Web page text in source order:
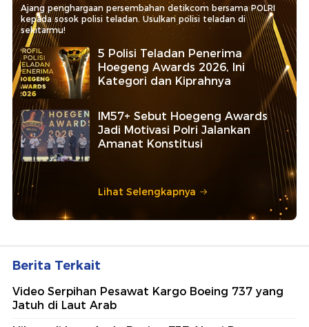
Ajang penghargaan persembahan detikcom bersama POLRI
kepada sosok polisi teladan. Usulkan polisi teladan di
sekitarmu!
5 Polisi Teladan Penerima
Hoegeng Awards 2026, Ini
Kategori dan Kiprahnya
IM57+ Sebut Hoegeng Awards
Jadi Motivasi Polri Jalankan
Amanat Konstitusi
Lihat Selengkapnya
Berita Terkait
Video Serpihan Pesawat Kargo Boeing 737 yang
Jatuh di Laut Arab